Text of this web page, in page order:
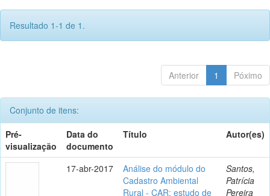
Resultado 1-1 de 1.
Anterior 1 Póximo
Conjunto de itens:
Pré-
visualização
Data do
documento
Título Autor(es)
17-abr-2017
Análise do módulo do
Cadastro Ambiental
Rural - CAR: estudo de
Santos,
Patrícia
Pereira